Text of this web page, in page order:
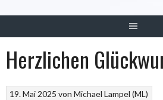
Herzlichen
19. Mai 2025 vonMichael Lampel (ML)